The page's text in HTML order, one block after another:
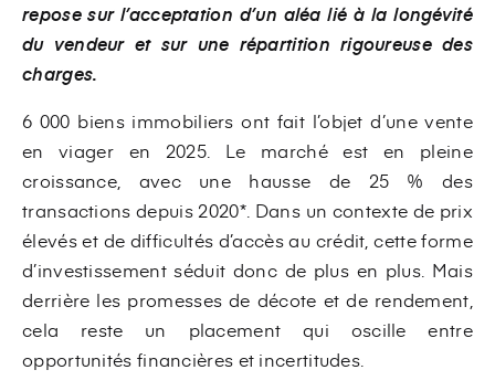
repose sur l’acceptation d’un aléa lié à la longévité
du vendeur et sur une répartition rigoureuse des
charges.
6 000 biens immobiliers ont fait l’objet d’une vente
en viager en 2025. Le marché est en pleine
croissance, avec une hausse de 25 % des
transactions depuis 2020*. Dans un contexte de prix
élevés et de difficultés d’accès au crédit, cette forme
d’investissement séduit donc de plus en plus. Mais
derrière les promesses de décote et de rendement,
cela reste un placement qui oscille entre
opportunités financières et incertitudes.